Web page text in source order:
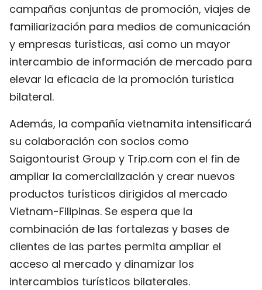
campañas conjuntas de promoción, viajes de
familiarización para medios de comunicación
y empresas turísticas, así como un mayor
intercambio de información de mercado para
elevar la eficacia de la promoción turística
bilateral.
Además, la compañía vietnamita intensificará
su colaboración con socios como
Saigontourist Group y Trip.com con el fin de
ampliar la comercialización y crear nuevos
productos turísticos dirigidos al mercado
Vietnam-Filipinas. Se espera que la
combinación de las fortalezas y bases de
clientes de las partes permita ampliar el
acceso al mercado y dinamizar los
intercambios turísticos bilaterales.